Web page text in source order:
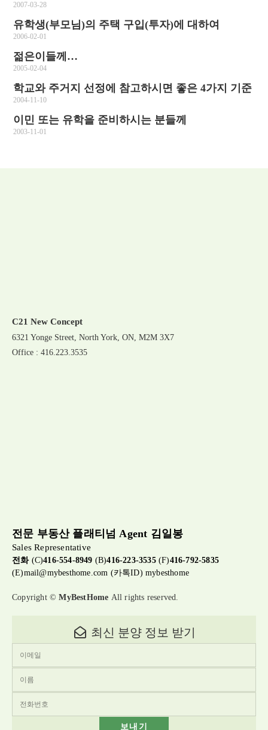
2007-03-28
유학생(부모님)의 주택 구입(투자)에 대하여
2006-02-01
젊은이들께…
2005-02-04
학교와 주거지 선정에 참고하시면 좋은 4가지 기준
2004-11-10
이민 또는 유학을 준비하시는 분들께
2003-11-01
C21 New Concept
6321 Yonge Street, North York, ON, M2M 3X7
Office : 416.223.3535
전문 부동산 플래티넘 Agent 김일봉
Sales Representative
전화(C)416-554-8949 (B)416-223-3535(F)416-792-5835
(E)mail@mybesthome.com (카톡ID) mybesthome
Copyright ©MyBestHome All rights reserved.
최신 분양 정보 받기
보내기